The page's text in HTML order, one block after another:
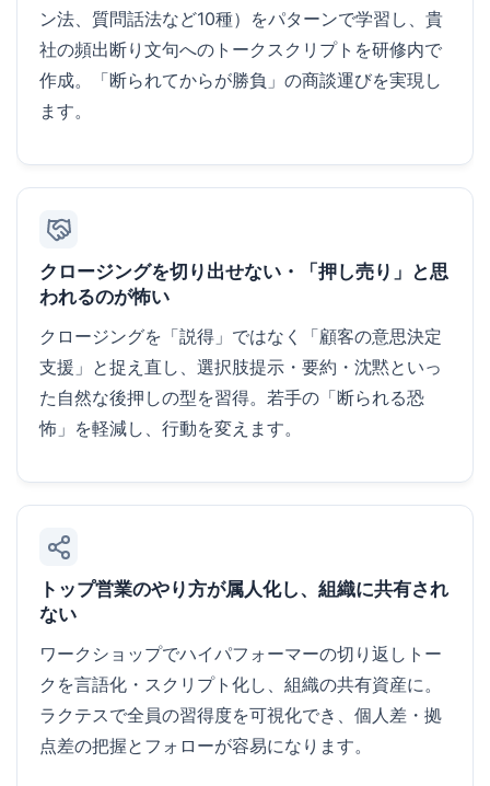
ン法、質問話法など10種）をパターンで学習し、貴
社の頻出断り文句へのトークスクリプトを研修内で
作成。「断られてからが勝負」の商談運びを実現し
ます。
クロージングを切り出せない・「押し売り」と思
われるのが怖い
クロージングを「説得」ではなく「顧客の意思決定
支援」と捉え直し、選択肢提示・要約・沈黙といっ
た自然な後押しの型を習得。若手の「断られる恐
怖」を軽減し、行動を変えます。
トップ営業のやり方が属人化し、組織に共有され
ない
ワークショップでハイパフォーマーの切り返しトー
クを言語化・スクリプト化し、組織の共有資産に。
ラクテスで全員の習得度を可視化でき、個人差・拠
点差の把握とフォローが容易になります。